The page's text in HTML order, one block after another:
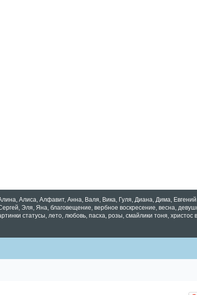
, Алиса, Алфавит, Анна, Валя, Вика, Гуля, Диана, Дима,
, Эля, Яна, благовещение, вербное воскресение, весна,
статусы, лето, любовь, пасха, розы, смайлики тоня, христос